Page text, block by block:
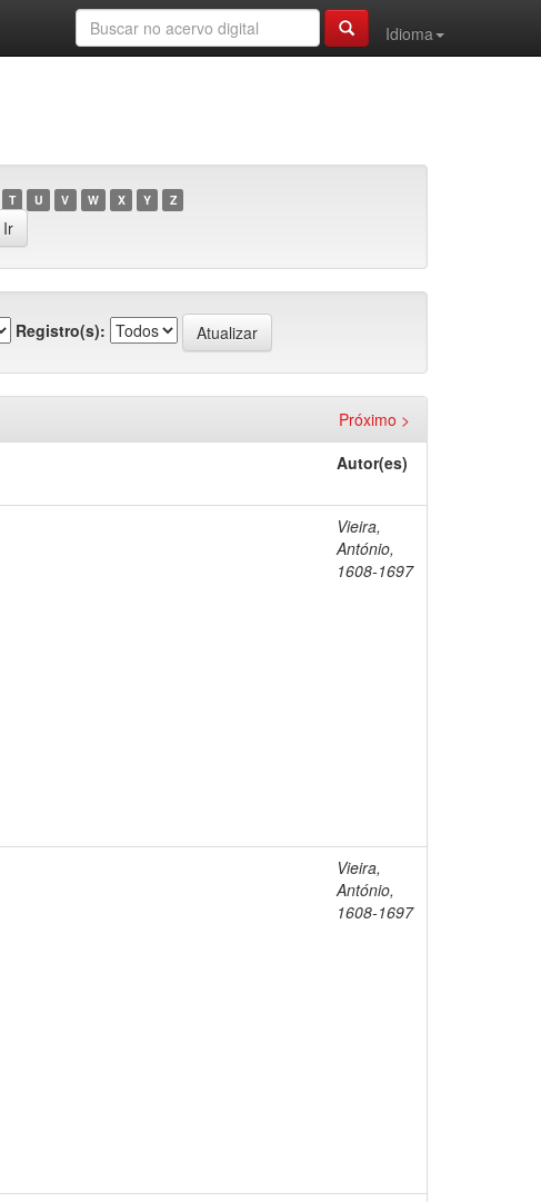
Idioma
T U V W X Y Z
Registro(s):
Próximo >
Autor(es)
Vieira,
António,
1608-1697
Vieira,
António,
1608-1697